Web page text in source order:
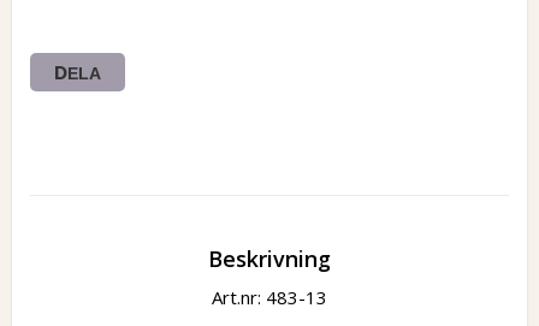
DELA
Beskrivning
Art.nr: 483-13